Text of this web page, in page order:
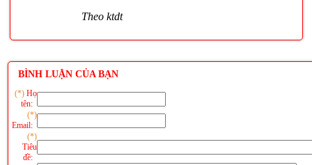
Theo ktdt
BÌNH LUẬN CỦA BẠN
(*) Họ
tên:
(*)
Email:
(*)
Tiêu
đề: